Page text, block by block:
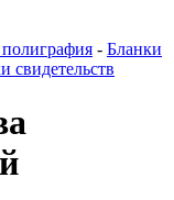
- Бланки
свидетельств